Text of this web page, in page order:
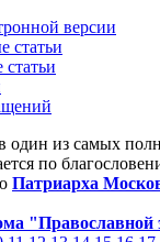
версии
статьи
один из самых
по
Патриарха
"Православной